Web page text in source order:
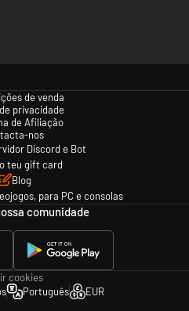
de venda
privacidade
de Afiliação
nos
Discord e Bot
teu gift card
Blog
para PC e consolas
comunidade
cookies
Português EUR